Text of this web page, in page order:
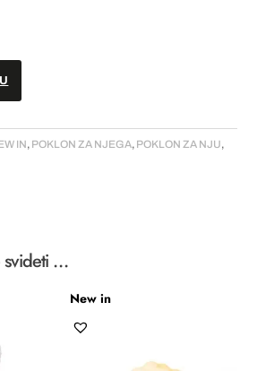
IN, POKLON ZA NJEGA, POKLON ZA NJU,
svideti …
New in